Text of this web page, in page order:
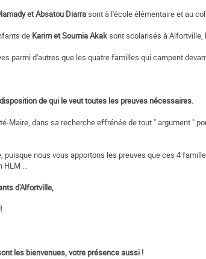
et Absatou Diarrasont à l'école élémentaire et au
de Karim et Soumia Akaksont scolarisés à Alfortville,
parmi d'autres que les quatre familles qui campent
de qui le veut toutes les preuves nécessaires.
Maire, dans sa recherche effrénée de tout " argument "
puisque nous vous apportons les preuves que ces 4
HLM ...
d'Alfortville,
les bienvenues, votre présence aussi !